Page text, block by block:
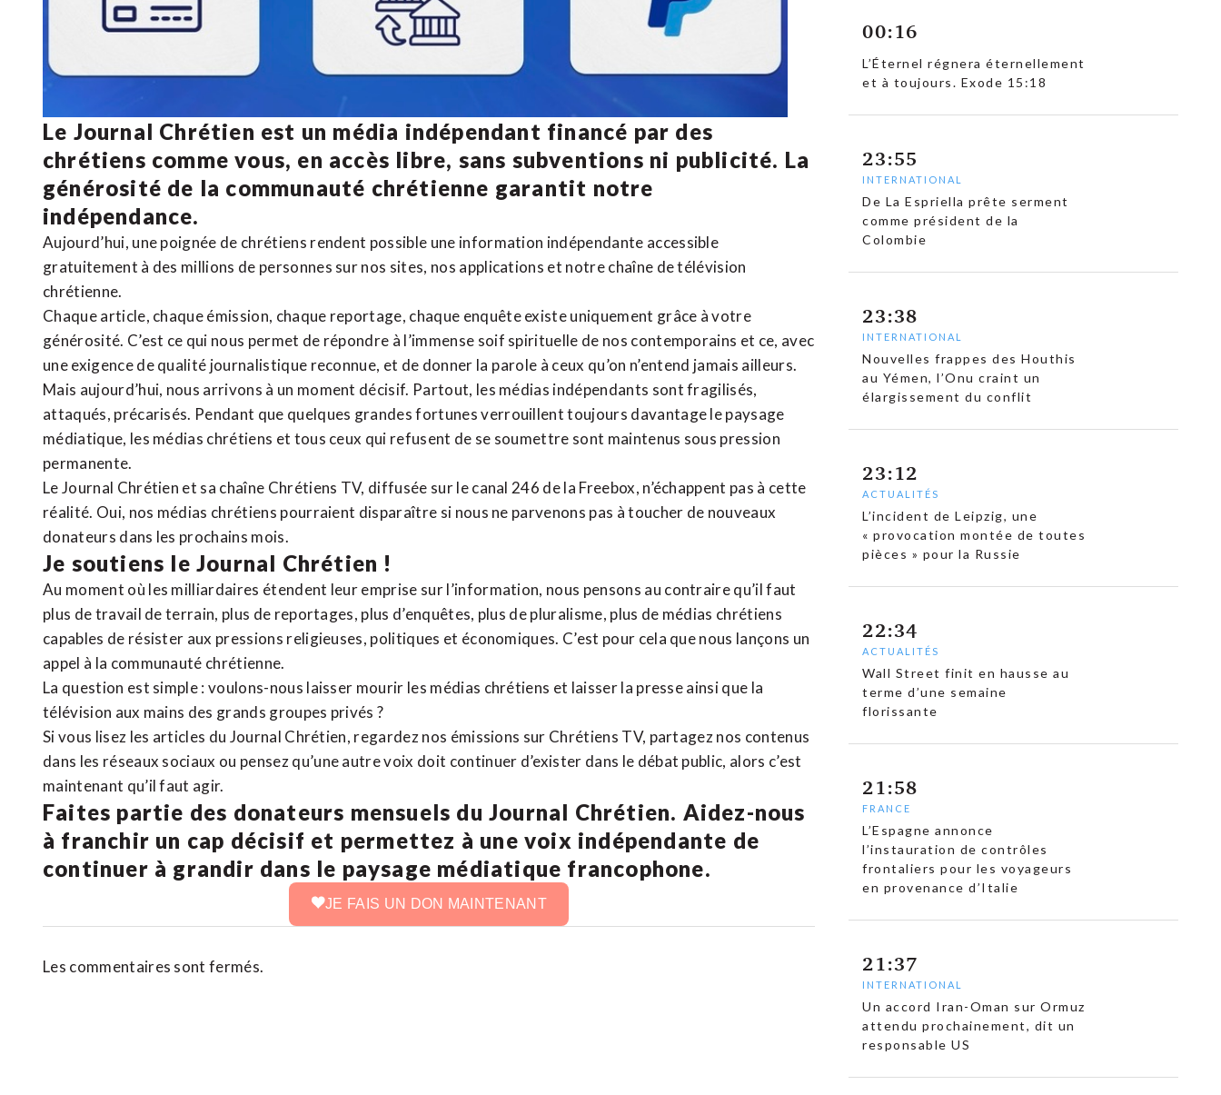
Le Journal Chrétien est un média indépendant financé par des
chrétiens comme vous, en accès libre, sans subventions ni publicité. La
générosité de la communauté chrétienne garantit notre
indépendance.
Aujourd’hui, une poignée de chrétiens rendent possible une information indépendante accessible
gratuitement à des millions de personnes sur nos sites, nos applications et notrechaîne de télévision
chrétienne.
Chaque article, chaque émission, chaque reportage, chaque enquête existe uniquement grâce à votre
générosité. C’est ce qui nous permet de répondre à l’immense soif spirituelle de nos contemporains et ce, avec
une exigence de qualité journalistique reconnue, et de donner la parole à ceux qu’on n’entend jamais ailleurs.
Mais aujourd’hui, nous arrivons à un moment décisif. Partout, les médias indépendants sont fragilisés,
attaqués, précarisés. Pendant que quelques grandes fortunes verrouillent toujours davantage le paysage
médiatique, les médias chrétiens et tous ceux qui refusent de se soumettre sont maintenus sous pression
permanente.
Le Journal Chrétien et sa chaîne Chrétiens TV, diffusée sur le canal 246 de la Freebox, n’échappent pas à cette
réalité. Oui, nos médias chrétiens pourraient disparaître si nous ne parvenons pas à toucher de nouveaux
donateurs dans les prochains mois.
Je soutiens le Journal Chrétien !
Au moment où les milliardaires étendent leur emprise sur l’information, nous pensons au contraire qu’il faut
plus de travail de terrain, plus de reportages, plus d’enquêtes, plus de pluralisme, plus de médias chrétiens
capables de résister aux pressions religieuses, politiques et économiques. C’est pour cela que nous lançons un
appel à la communauté chrétienne.
La question est simple : voulons-nous laisser mourir les médias chrétiens et laisser la presse ainsi que la
télévision aux mains des grands groupes privés ?
Si vous lisez les articles du Journal Chrétien, regardez nos émissions sur Chrétiens TV, partagez nos contenus
dans les réseaux sociaux ou pensez qu’une autre voix doit continuer d’exister dans le débat public, alors c’est
maintenant qu’il faut agir.
Faites partie des donateurs mensuels du Journal Chrétien. Aidez-nous
à franchir un cap décisif et permettez à une voix indépendante de
continuer à grandir dans le paysage médiatique francophone.
JE FAIS UN DON MAINTENANT
Les commentaires sont fermés.
00:16
L’Éternel régnera éternellement
et à toujours. Exode 15:18
23:55
INTERNATIONAL
De La Espriella prête serment
comme président de la
Colombie
23:38
INTERNATIONAL
Nouvelles frappes des Houthis
au Yémen, l’Onu craint un
élargissement du conflit
23:12
ACTUALITÉS
L’incident de Leipzig, une
« provocation montée de toutes
pièces » pour la Russie
22:34
ACTUALITÉS
Wall Street finit en hausse au
terme d’une semaine
florissante
21:58
FRANCE
L’Espagne annonce
l’instauration de contrôles
frontaliers pour les voyageurs
en provenance d’Italie
21:37
INTERNATIONAL
Un accord Iran-Oman sur Ormuz
attendu prochainement, dit un
responsable US